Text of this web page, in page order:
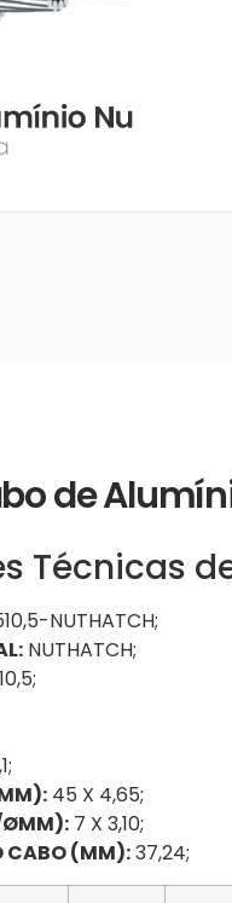
de
Técnicas
NUTHATCH;
NUTHATCH;
45 X 4,65;
ØMM): 7 X 3,10;
CABO (MM):37,24;